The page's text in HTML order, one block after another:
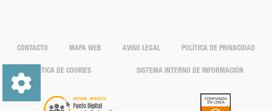
CONTACTO MAPA WEB AVISO LEGAL POLÍTICA DE PRIVACIDAD
POLÍTICA DE COOKIES SISTEMA INTERNO DE INFORMACIÓN